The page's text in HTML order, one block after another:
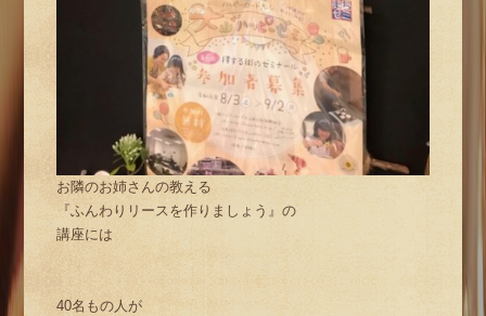
お隣のお姉さんの教える
『ふんわりリースを作りましょう』の
講座には
40名もの人が